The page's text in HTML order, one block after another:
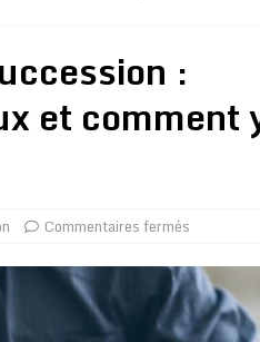
:
et comment
Commentaires fermés